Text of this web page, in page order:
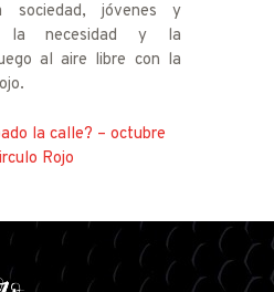
sociedad, jóvenes y
la necesidad y la
al aire libre con la
la calle? – octubre
Rojo